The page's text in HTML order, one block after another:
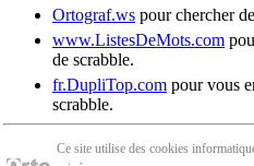
Ortograf.ws pour chercher
www.ListesDeMots.com
de scrabble.
fr.DupliTop.com pour vous
scrabble.
Ce site utilise des cookies